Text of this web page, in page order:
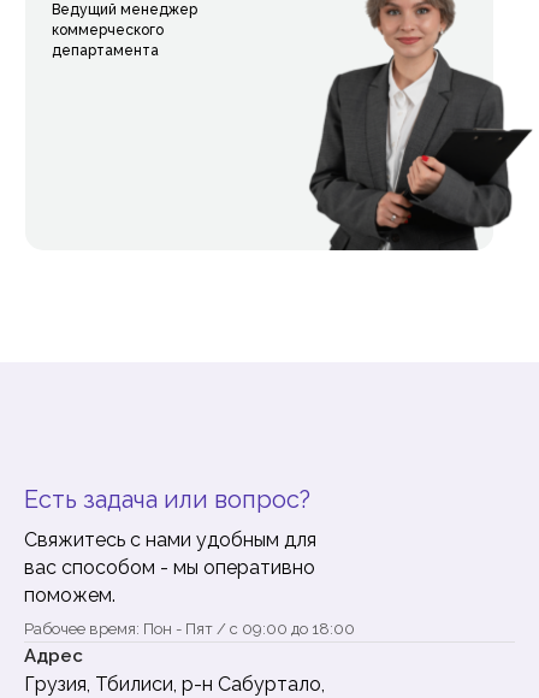
Ведущий менеджер
коммерческого
департамента
Есть задача или вопрос?
Свяжитесь с нами удобным для
вас способом - мы оперативно
поможем.
Рабочее время: Пон - Пят / с 09:00 до 18:00
Адрес
Грузия, Тбилиси, р-н Сабуртало,